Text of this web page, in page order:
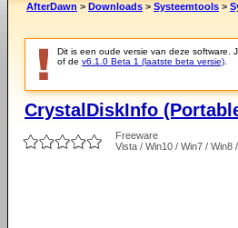
AfterDawn > Downloads > Systeemtools >
Dit is een oude versie van deze software.
of de v6.1.0 Beta 1 (laatste beta versie)
CrystalDiskInfo
Freeware
Vista / Win10 / Win7 / Win8